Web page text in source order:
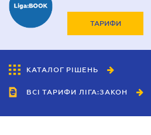
ТАРИФИ
КАТАЛОГ РІШЕНЬ
ВСІ ТАРИФИ ЛІГА:ЗАКОН